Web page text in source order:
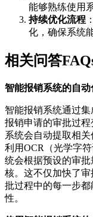
能够熟练使用
持续优化流程
化，确保系统
相关问答
智能报销系统的自
智能报销系统通过
报销申请的审批过程
系统会自动提取相
利用OCR（光学字
统会根据预设的审
核。这不仅加快了
批过程中的每一步
性。